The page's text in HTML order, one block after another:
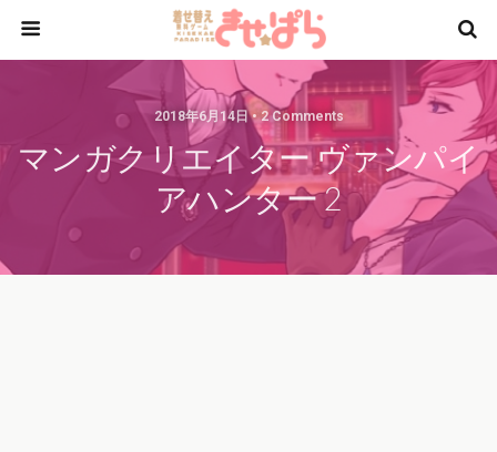
2018年6月14日 • 2 Comments
マンガクリエイター ヴァンパイ
アハンター 2